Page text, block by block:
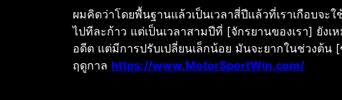
ผมคิดว่าโดยพื้นฐานแล้วเป็นเวลาสี่ปีแล้วที่เราเกือบจ
ไปทีละก้าว แต่เป็นเวลาสามปีที่ [จักรยานของเรา] ยัง
อดีต แต่มีการปรับเปลี่ยนเล็กน้อย มันจะยากในช่วงต้น
ฤดูกาล https://www.MotorSportWin.com/